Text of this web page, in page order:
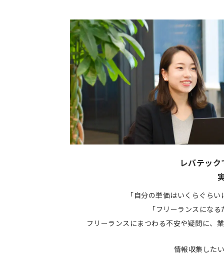
レバテッ
「自分の単価はいくらぐら
「フリーランスにな
フリーランスにまつわる不安や疑問に、
情報収集した